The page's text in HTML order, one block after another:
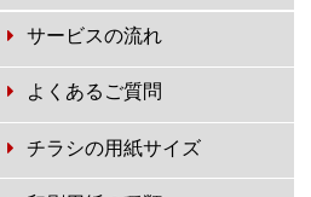
サービスの流れ
よくあるご質問
チラシの用紙サイズ